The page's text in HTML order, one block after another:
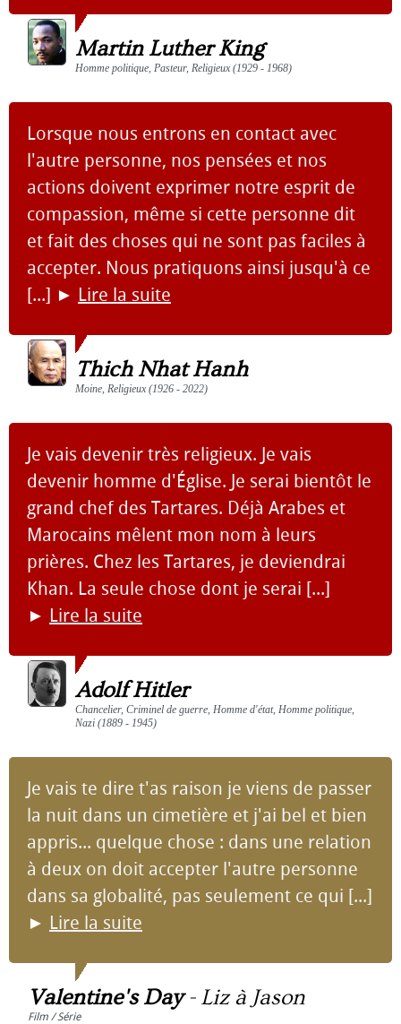
Martin Luther King
Homme politique, Pasteur, Religieux (1929 - 1968)
Lorsque nous entrons en contact avec
l'autre personne, nos pensées et nos
actions doivent exprimer notre esprit de
compassion, même si cette personne dit
et fait des choses qui ne sont pas faciles à
accepter. Nous pratiquons ainsi jusqu'à ce
[...] ► Lire la suite
Thich Nhat Hanh
Moine, Religieux (1926 - 2022)
Je vais devenir très religieux. Je vais
devenir homme d'Église. Je serai bientôt le
grand chef des Tartares. Déjà Arabes et
Marocains mêlent mon nom à leurs
prières. Chez les Tartares, je deviendrai
Khan. La seule chose dont je serai [...]
► Lire la suite
Adolf Hitler
Chancelier, Criminel de guerre, Homme d'état, Homme politique,
Nazi (1889 - 1945)
Je vais te dire t'as raison je viens de passer
la nuit dans un cimetière et j'ai bel et bien
appris... quelque chose : dans une relation
à deux on doit accepter l'autre personne
dans sa globalité, pas seulement ce qui [...]
► Lire la suite
Valentine's Day- Liz à Jason
Film / Série